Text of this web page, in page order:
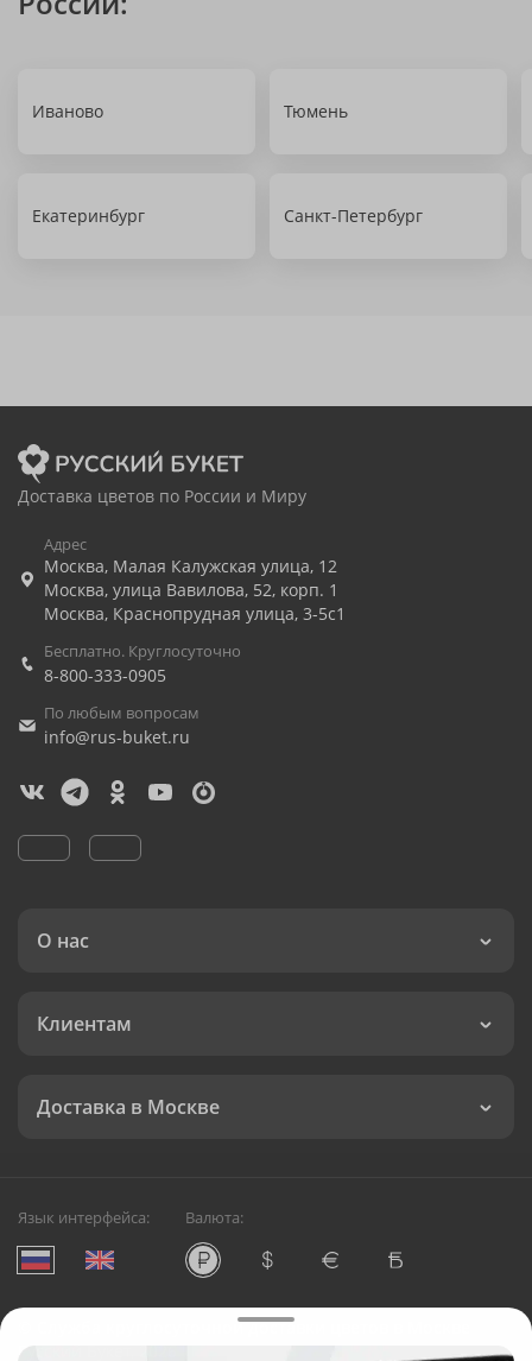
Иваново Тюмень
Екатеринбург Санкт-Петербург
Доставка цветов по России и Миру
Адрес
Москва, Малая Калужская улица, 12
Москва, улица Вавилова, 52, корп. 1
Москва, Краснопрудная улица, 3-5с1
Бесплатно. Круглосуточно
8-800-333-0905
По любым вопросам
info@rus-buket.ru
О нас
Клиентам
Доставка в Москве
Язык интерфейса: Валюта:
Служба круглосуточной доставки цветов в Москве
Русский Букет, 2026